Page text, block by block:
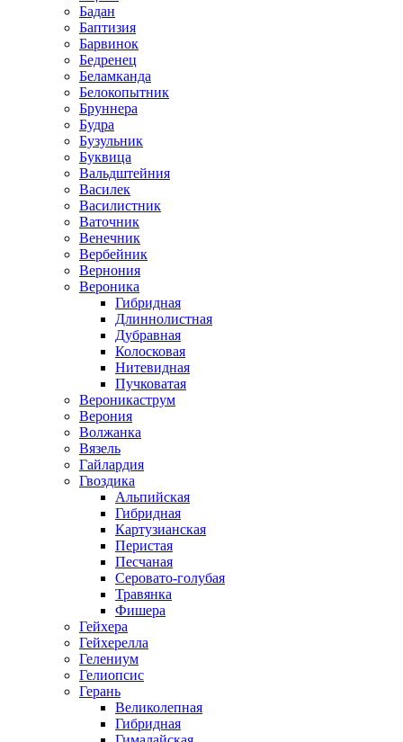
Бадан
Баптизия
Барвинок
Бедренец
Беламканда
Белокопытник
Бруннера
Будра
Бузульник
Буквица
Вальдштейния
Василек
Василистник
Ваточник
Венечник
Вербейник
Вернония
Вероника
Гибридная
Длиннолистная
Дубравная
Колосковая
Нитевидная
Пучковатая
Вероникаструм
Верония
Волжанка
Вязель
Гайлардия
Гвоздика
Альпийская
Гибридная
Картузианская
Перистая
Песчаная
Серовато-голубая
Травянка
Фишера
Гейхера
Гейхерелла
Гелениум
Гелиопсис
Герань
Великолепная
Гибридная